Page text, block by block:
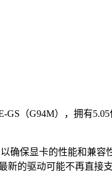
（G94M），拥有
确保显卡的性能和兼
新的驱动可能不再直